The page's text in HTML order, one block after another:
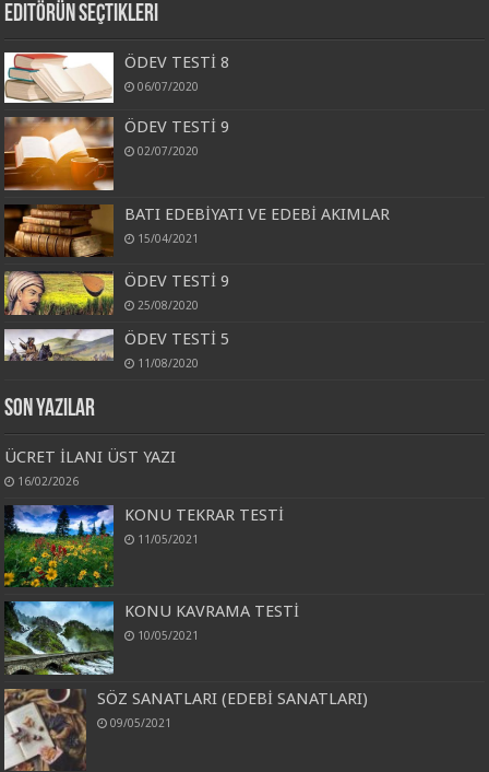
Editörün Seçtikleri
ÖDEV TESTİ 8
06/07/2020
ÖDEV TESTİ 9
02/07/2020
BATI EDEBİYATI VE EDEBİ AKIMLAR
15/04/2021
ÖDEV TESTİ 9
25/08/2020
ÖDEV TESTİ 5
11/08/2020
Son Yazılar
ÜCRET İLANI ÜST YAZI
16/02/2026
KONU TEKRAR TESTİ
11/05/2021
KONU KAVRAMA TESTİ
10/05/2021
SÖZ SANATLARI (EDEBİ SANATLARI)
09/05/2021